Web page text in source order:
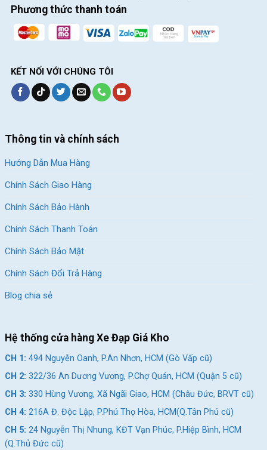
Phương thức thanh toán
KẾT NỐI VỚI CHÚNG TÔI
Thông tin và chính sách
Hướng Dẫn Mua Hàng
Chính Sách Giao Hàng
Chính Sách Bảo Hành
Chính Sách Thanh Toán
Chính Sách Bảo Mật
Chính Sách Đổi Trả Hàng
Blog chia sẻ
Hệ thống cửa hàng Xe Đạp Giá Kho
CH 1: 494 Nguyễn Oanh, P.An Nhơn, HCM (Gò Vấp cũ)
CH 2: 322/36 An Dương Vương, P.Chợ Quán, HCM (Quận 5 cũ)
CH 3: 330 Hùng Vương, Xã Ngãi Giao, HCM (Châu Đức, BRVT cũ)
CH 4: 216A Đ. Độc Lập, P.Phú Thọ Hòa, HCM(Q.Tân Phú cũ)
CH 5: 24 Nguyễn Thị Nhung, KĐT Vạn Phúc, P.Hiệp Bình, HCM
(Q.Thủ Đức cũ)